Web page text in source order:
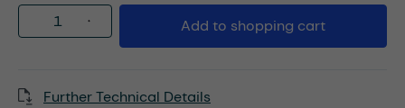
Product Quantity: Enter the desired
Add to shopping cart
Further Technical Details